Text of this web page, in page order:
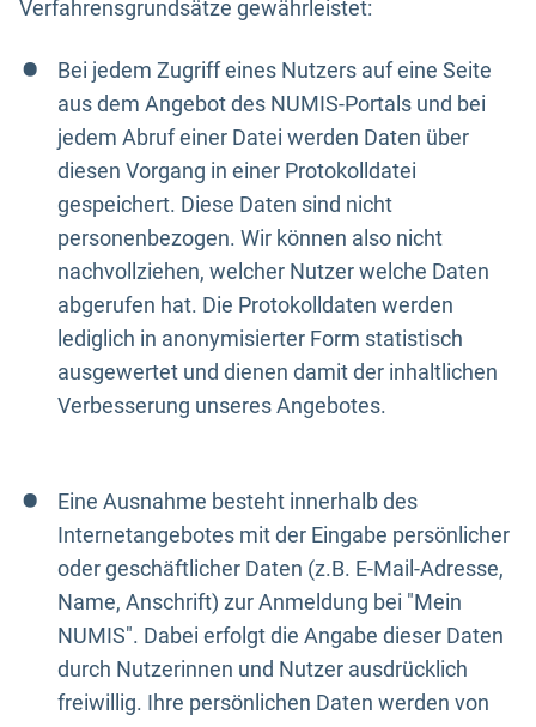
Verfahrensgrundsätze gewährleistet:
Bei jedem Zugriff eines Nutzers auf eine Seite
aus dem Angebot des NUMIS-Portals und bei
jedem Abruf einer Datei werden Daten über
diesen Vorgang in einer Protokolldatei
gespeichert. Diese Daten sind nicht
personenbezogen. Wir können also nicht
nachvollziehen, welcher Nutzer welche Daten
abgerufen hat. Die Protokolldaten werden
lediglich in anonymisierter Form statistisch
ausgewertet und dienen damit der inhaltlichen
Verbesserung unseres Angebotes.
Eine Ausnahme besteht innerhalb des
Internetangebotes mit der Eingabe persönlicher
oder geschäftlicher Daten (z.B. E-Mail-Adresse,
Name, Anschrift) zur Anmeldung bei "Mein
NUMIS". Dabei erfolgt die Angabe dieser Daten
durch Nutzerinnen und Nutzer ausdrücklich
freiwillig. Ihre persönlichen Daten werden von